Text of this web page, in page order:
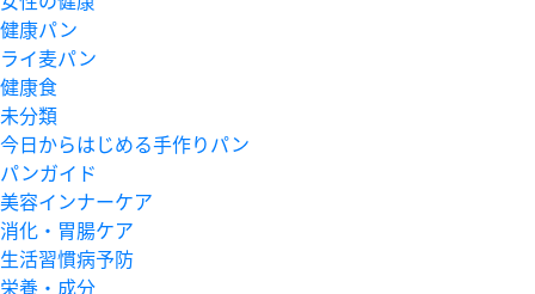
健康パン
ライ麦パン
健康食
未分類
今日からはじめる手作りパン
パンガイド
美容インナーケア
消化・胃腸ケア
生活習慣病予防
栄養・成分